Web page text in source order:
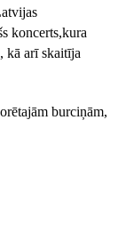
koncerts,kura
kā arī skaitīja
burciņām,